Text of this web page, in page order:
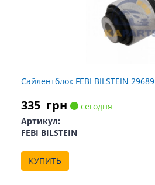
Сайлентблок FEBI BILSTEIN 29689
335 грн
сегодня
Артикул:
FEBI BILSTEIN
КУПИТЬ